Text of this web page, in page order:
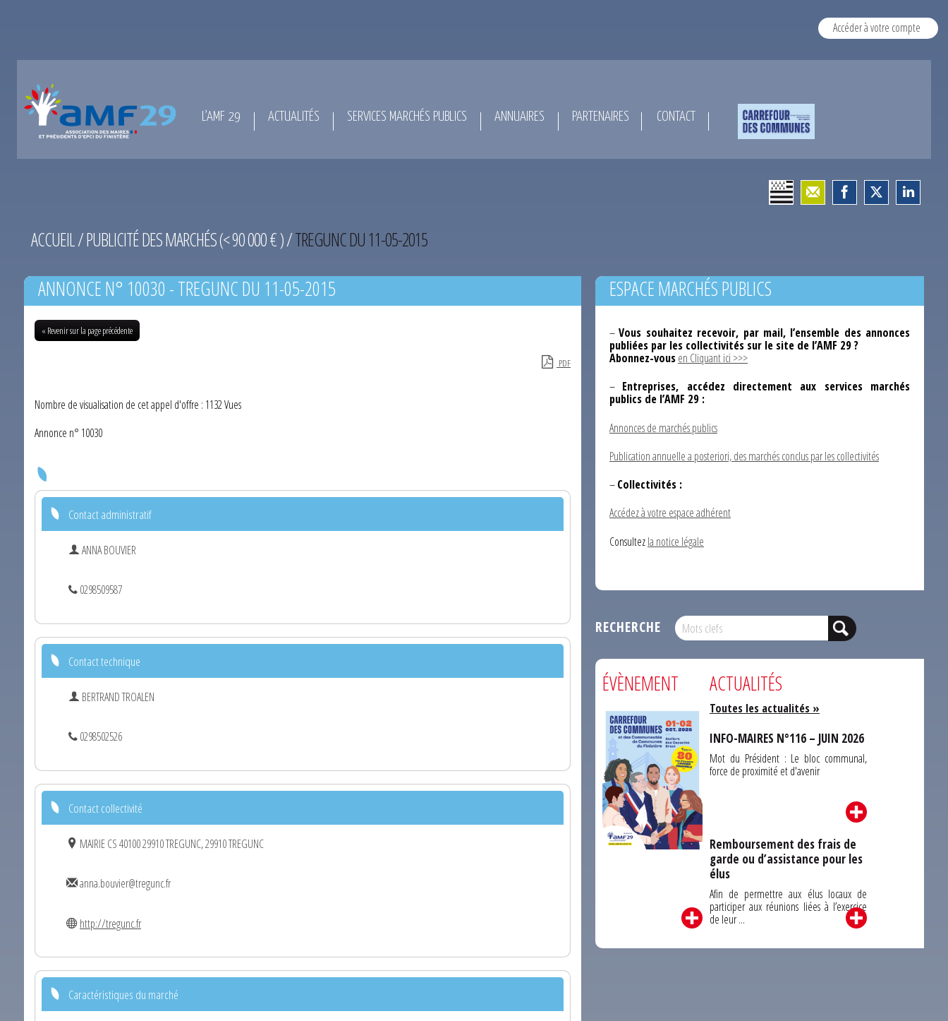
Accéder à votre compte
L’AMF 29 ACTUALITÉS SERVICES MARCHÉS PUBLICS ANNUAIRES PARTENAIRES CONTACT
ACCUEIL/PUBLICITÉ DES MARCHÉS (< 90 000 € )/TREGUNC DU 11-05-2015
ANNONCE N° 10030 - TREGUNC DU 11-05-2015
« Revenir sur la page précédente
PDF
Nombre de visualisation de cet appel d'offre : 1132 Vues
Annonce n° 10030
Contact administratif
ANNA BOUVIER
0298509587
Contact technique
BERTRAND TROALEN
0298502526
Contact collectivité
MAIRIE CS 40100 29910 TREGUNC, 29910 TREGUNC
anna.bouvier@tregunc.fr
http://tregunc.fr
Caractéristiques du marché
ESPACE MARCHÉS PUBLICS
–Vous souhaitez recevoir, par mail, l’ensemble des annonces
publiées par les collectivités sur le site de l’AMF 29 ?
Abonnez-vousen Cliquant ici >>>
– Entreprises, accédez directement aux services marchés
publics de l’AMF 29 :
Annonces de marchés publics
Publication annuelle a posteriori, des marchés conclus par les collectivités
–Collectivités :
Accédez à votre espace adhérent
Consultezla notice légale
RECHERCHE
ÉVÈNEMENT ACTUALITÉS
Toutes les actualités »
INFO-MAIRES N°116 – JUIN 2026
Mot du Président : Le bloc communal,
force de proximité et d'avenir
Remboursement des frais de
garde ou d’assistance pour les
élus
Afin de permettre aux élus locaux de
participer aux réunions liées à l’exercice
de leur ...